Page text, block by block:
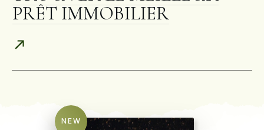
PRÊT IMMOBILIER
NEW